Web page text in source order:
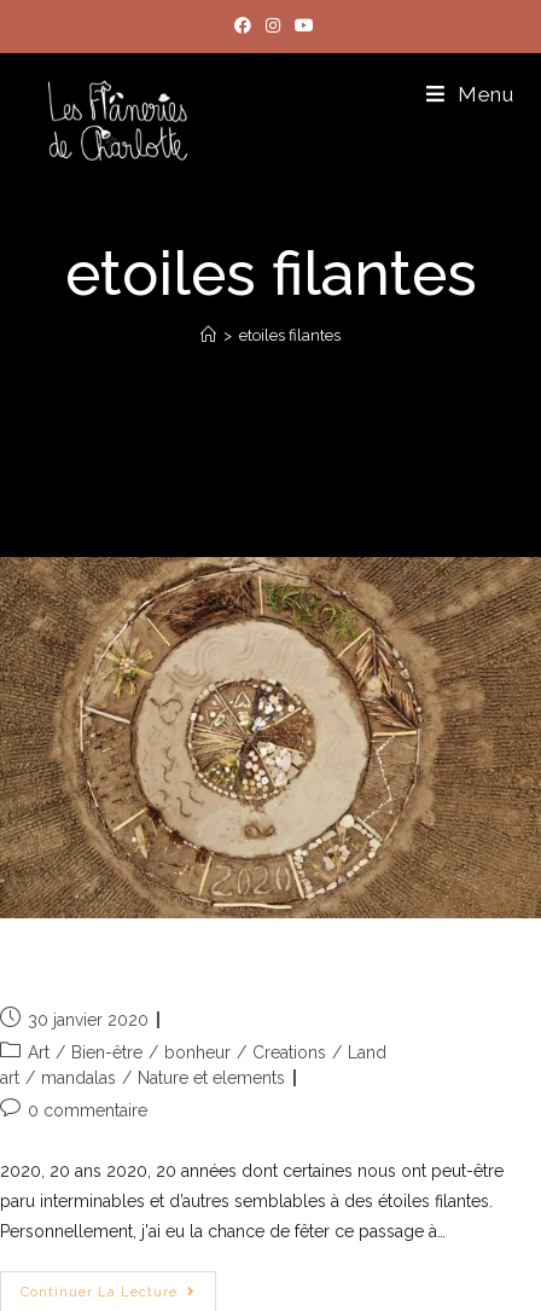
Menu
etoiles filantes
> etoiles filantes
30 janvier 2020
Art / Bien-être / bonheur / Creations / Land
art / mandalas / Nature et elements
0 commentaire
2020, 20 ans 2020, 20 années dont certaines nous ont peut-être
paru interminables et d’autres semblables à des étoiles filantes.
Personnellement, j'ai eu la chance de fêter ce passage à…
Continuer La Lecture